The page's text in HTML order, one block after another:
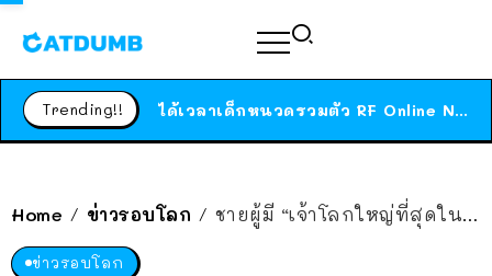
Trending!! ได้เวลาเด็กหนวดรวมตัว RF Online Next เปิดให้เล่นแล้ว เกม Sci-Fi MMORPG ระดับตำนาน เล่นได้ทั้งมือถือและ PC
Home / ข่าวรอบโลก / ชายผู้มี “เจ้าโลกใหญ่ที่สุดในโลกเผย” ทำให้พลาดงาน แถมบางครั้งเผลอนั่งทับ…
ข่าวรอบโลก